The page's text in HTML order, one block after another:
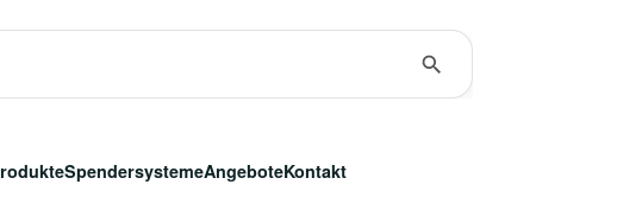
SpendersystemeAngeboteKontakt